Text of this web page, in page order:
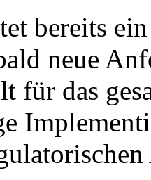
bereits
neue
für das